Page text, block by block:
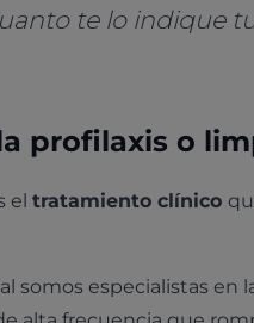
te lo indique
profilaxis o
el tratamiento clínico
somos especialistas en